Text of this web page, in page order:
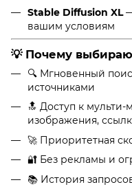
Stable Diffusion XL—
вашим условиям
💡 Почему
🔍 Мгновенный
источниками
🔝 Доступ к
изображения,
🚀 Приоритетная
🔐 Без рекламы и
📚 История